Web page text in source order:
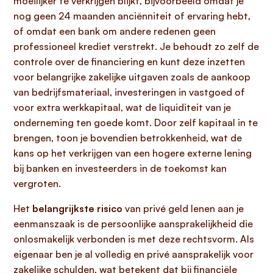
nog geen 24 maanden anciënniteit of ervaring hebt,
of omdat een bank om andere redenen geen
professioneel krediet verstrekt. Je behoudt zo zelf de
controle over de financiering en kunt deze inzetten
voor belangrijke zakelijke uitgaven zoals de aankoop
van bedrijfsmateriaal, investeringen in vastgoed of
voor extra werkkapitaal, wat de liquiditeit van je
onderneming ten goede komt. Door zelf kapitaal in te
brengen, toon je bovendien betrokkenheid, wat de
kans op het verkrijgen van een hogere externe lening
bij banken en investeerders in de toekomst kan
vergroten.
Het belangrijkste risico van privé geld lenen aan je
eenmanszaak is de persoonlijke aansprakelijkheid die
onlosmakelijk verbonden is met deze rechtsvorm. Als
eigenaar ben je al volledig en privé aansprakelijk voor
zakelijke schulden, wat betekent dat bij financiële